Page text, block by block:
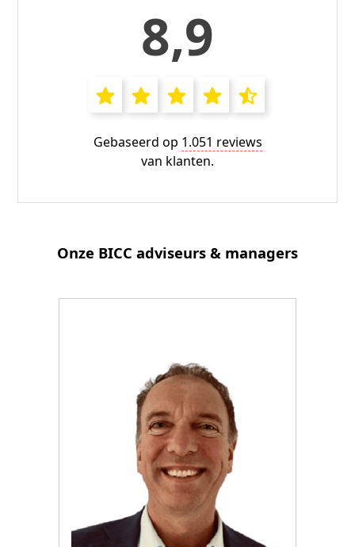
8,9
Gebaseerd op 1.051 reviews
van klanten.
Onze BICC adviseurs & managers